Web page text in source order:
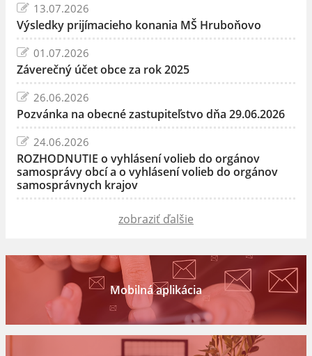
13.07.2026
Výsledky prijímacieho konania MŠ Hruboňovo
01.07.2026
Záverečný účet obce za rok 2025
26.06.2026
Pozvánka na obecné zastupiteľstvo dňa 29.06.2026
24.06.2026
ROZHODNUTIE o vyhlásení volieb do orgánov
samosprávy obcí a o vyhlásení volieb do orgánov
samosprávnych krajov
zobraziť ďalšie
Mobilná aplikácia